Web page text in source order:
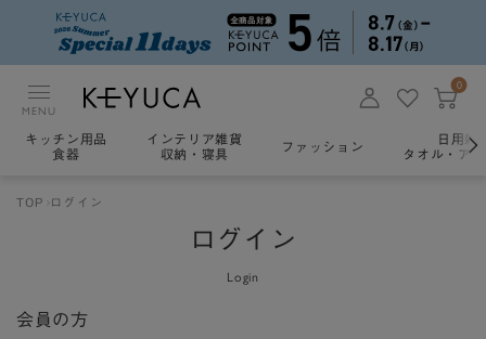
MENU
0
キッチン用品
食器
インテリア雑貨
収納・寝具
ファッション
日用雑
タオル・ア
TOP ログイン
ログイン
Login
会員の方